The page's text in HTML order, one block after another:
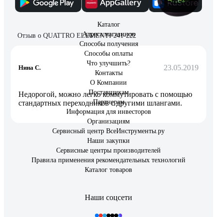
32 отзыва
Отзыв о QUATTRO ELEMENTI 241-222
Нина С. 23.05.2019
Недорогой, можно легко коммутировать с помощью
стандартных переходников с другими шлангами.
Каталог
Адреса магазинов
Способы получения
Способы оплаты
Что улучшить?
Контакты
О Компании
Поставщикам
Партнерам
Информация для инвесторов
Организациям
Сервисный центр ВсеИнструменты.ру
Наши закупки
Сервисные центры производителей
Правила применения рекомендательных технологий
Каталог товаров
Наши соцсети